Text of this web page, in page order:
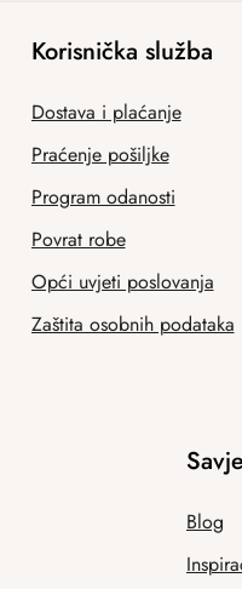
Korisnička služba
Dostava i plaćanje
Praćenje pošiljke
Program odanosti
Povrat robe
Opći uvjeti poslovanja
Zaštita osobnih podataka
Blog